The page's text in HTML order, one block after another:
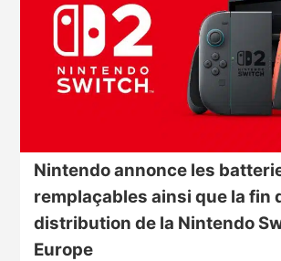
Nintendo annonce les
remplaçables ainsi que la fin
distribution de la Nintendo
Europe